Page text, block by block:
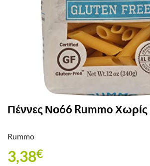
Πέννες Νο66 Rummo Χωρίς
Rummo
3,38€